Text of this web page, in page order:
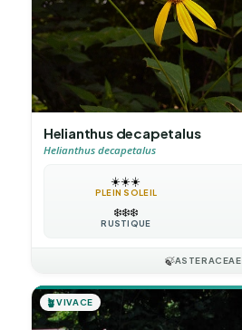
Helianthus decapetalus
Helianthus decapetalus
☀️☀️☀️
PLEIN SOLEIL
❄️❄️❄️
RUSTIQUE
🍃ASTERACEAE
🪴VIVACE